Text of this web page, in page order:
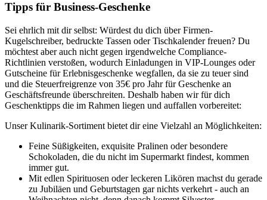
Tipps für Business-Geschenke
Sei ehrlich mit dir selbst: Würdest du dich über Firmen-
Kugelschreiber, bedruckte Tassen oder Tischkalender freuen? Du
möchtest aber auch nicht gegen irgendwelche Compliance-
Richtlinien verstoßen, wodurch Einladungen in VIP-Lounges oder
Gutscheine für Erlebnisgeschenke wegfallen, da sie zu teuer sind
und die Steuerfreigrenze von 35€ pro Jahr für Geschenke an
Geschäftsfreunde überschreiten. Deshalb haben wir für dich
Geschenktipps die im Rahmen liegen und auffallen vorbereitet:
Unser Kulinarik-Sortiment bietet dir eine Vielzahl an Möglichkeiten:
Feine Süßigkeiten, exquisite Pralinen oder besondere
Schokoladen, die du nicht im Supermarkt findest, kommen
immer gut.
Mit edlen Spirituosen oder leckeren Likören machst du gerade
zu Jubiläen und Geburtstagen gar nichts verkehrt - auch an